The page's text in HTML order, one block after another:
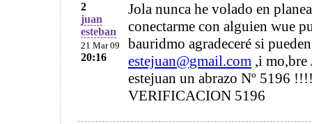
2
juan
esteban
21 Mar 09
20:16
Jola nunca he volado en
conectarme con alguien wue
bauridmo agradeceré si
estejuan@gmail.com ,i mo,bre
estejuan un abrazo Nº 5196
VERIFICACION 5196